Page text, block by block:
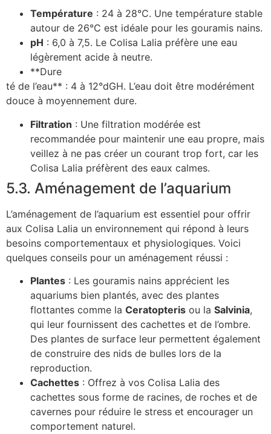
Température : 24 à 28°C. Une température stable
autour de 26°C est idéale pour les gouramis nains.
pH : 6,0 à 7,5. Le Colisa Lalia préfère une eau
légèrement acide à neutre.
**Dure
té de l’eau** : 4 à 12°dGH. L’eau doit être modérément
douce à moyennement dure.
Filtration : Une filtration modérée est
recommandée pour maintenir une eau propre, mais
veillez à ne pas créer un courant trop fort, car les
Colisa Lalia préfèrent des eaux calmes.
5.3. Aménagement de l’aquarium
L’aménagement de l’aquarium est essentiel pour offrir
aux Colisa Lalia un environnement qui répond à leurs
besoins comportementaux et physiologiques. Voici
quelques conseils pour un aménagement réussi :
Plantes : Les gouramis nains apprécient les
aquariums bien plantés, avec des plantes
flottantes comme la Ceratopteris ou la Salvinia,
qui leur fournissent des cachettes et de l’ombre.
Des plantes de surface leur permettent également
de construire des nids de bulles lors de la
reproduction.
Cachettes : Offrez à vos Colisa Lalia des
cachettes sous forme de racines, de roches et de
cavernes pour réduire le stress et encourager un
comportement naturel.